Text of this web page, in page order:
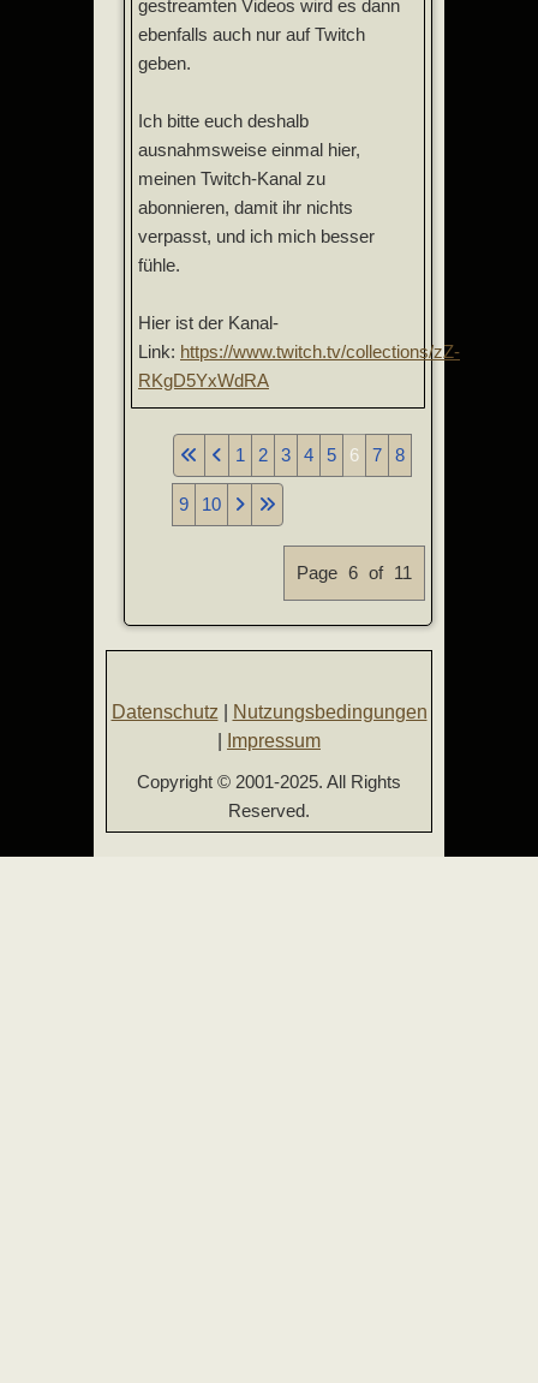
gestreamten Videos wird es dann
ebenfalls auch nur auf Twitch
geben.
Ich bitte euch deshalb
ausnahmsweise einmal hier,
meinen Twitch-Kanal zu
abonnieren, damit ihr nichts
verpasst, und ich mich besser
fühle.
Hier ist der Kanal-
Link: https://www.twitch.tv/collections/zZ-
RKgD5YxWdRA
Page 6 of 11
1 2 3 4 5 6 7 8
9 10
Datenschutz
Nutzungsbedingungen
Impressum
Copyright © 2001-2025. All Rights
Reserved.